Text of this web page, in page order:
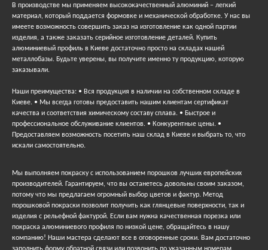
В производстве мы применяем высококачественный алюминий – легкий
материал, который поддается формовке и механической обработке. У нас вы
имеете возможность совершить заказ на изготовление как одной партии
изделия, а также заказать серийное изготовление деталей. Купить
алюминиевый профиль в Киеве достаточно просто на складах нашей
металлобазы. Будьте уверены, вы получите именно ту продукцию, которую
заказывали.
Наши преимущества: • Вся продукция в наличии на собственном складе в
Киеве. • Мы всегда готовы предоставить нашим клиентам сертификат
качества и соответствия химическому составу сплава. • Быстрое и
профессиональное обслуживание клиентов. • Конкурентные цены. •
Предоставляем возможность посетить наш склад в Киеве и выбрать то, что
искали самостоятельно.
Мы выполняем покраску с использованием порошков лучших европейских
производителей. Гарантируем, что вы останетесь довольны своим заказом,
потому что мы предлагаем огромный выбор цветов и фактур. Метод
порошковой покраски позволит получить как глянцевые поверхности, так и
изделия с рельефной фактурой. Если вам нужна качественная порезка или
покраска алюминиевого профиля по низкой цене, обращайтесь в нашу
компанию! Наши мастера сделают все в оговоренные сроки. Вам достаточно